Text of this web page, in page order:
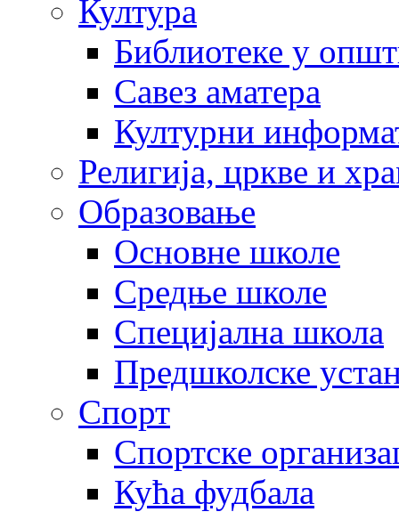
Култура
Библиотеке у
Савез аматера
Културни
Религија, цркве и
Образовање
Основне школе
Средње школе
Специјална школа
Предшколске
Спорт
Спортске
Кућа фудбала